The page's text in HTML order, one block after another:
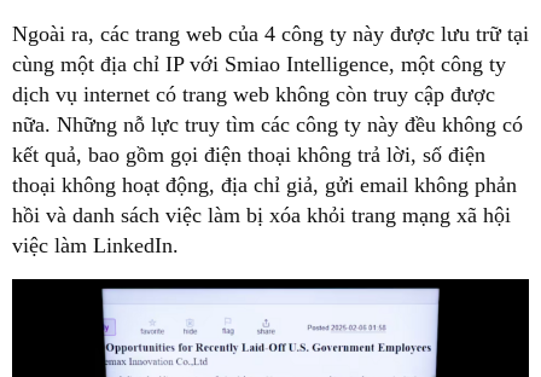
Ngoài ra, các trang web của 4 công ty này được lưu trữ tại
cùng một địa chỉ IP với Smiao Intelligence, một công ty
dịch vụ internet có trang web không còn truy cập được
nữa. Những nỗ lực truy tìm các công ty này đều không có
kết quả, bao gồm gọi điện thoại không trả lời, số điện
thoại không hoạt động, địa chỉ giả, gửi email không phản
hồi và danh sách việc làm bị xóa khỏi trang mạng xã hội
việc làm LinkedIn.